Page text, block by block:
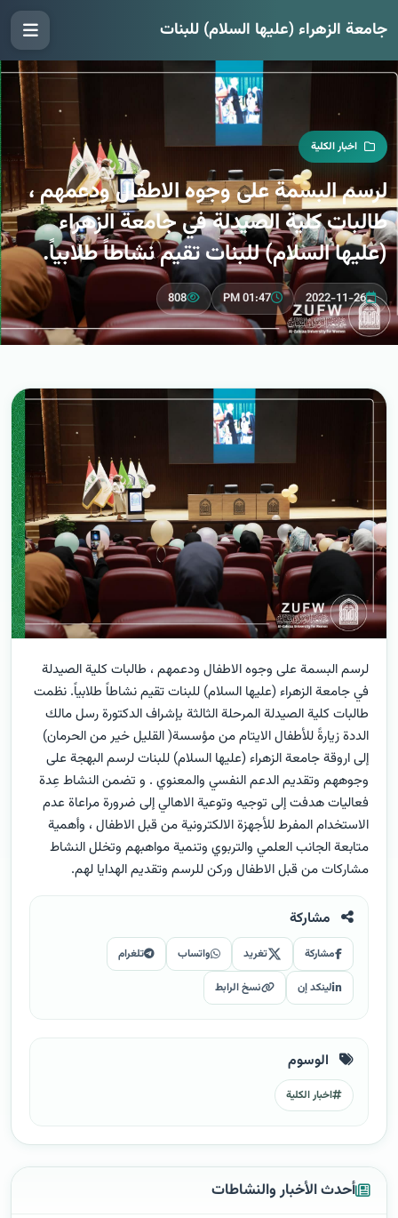
جامعة الزهراء (عليها السلام) للبنات
اخبار الكلية
لرسم البسمة على وجوه الاطفال ودعمهم ،
طالبات كلية الصيدلة في جامعة الزهراء
(عليها السلام) للبنات تقيم نشاطاً طلابياً.
2022-11-26
01:47 PM
808
لرسم البسمة على وجوه الاطفال ودعمهم ، طالبات كلية الصيدلة
في جامعة الزهراء (عليها السلام) للبنات تقيم نشاطاً طلابياً. نظمت
طالبات كلية الصيدلة المرحلة الثالثة بإشراف الدكتورة رسل مالك
الددة زيارةً للأطفال الايتام من مؤسسة( القليل خير من الحرمان)
إلى اروقة جامعة الزهراء (عليها السلام) للبنات لرسم البهجة على
وجوههم وتقديم الدعم النفسي والمعنوي . و تضمن النشاط عِدة
فعاليات هدفت إلى توجيه وتوعية الاهالي إلى ضرورة مراعاة عدم
الاستخدام المفرط للأجهزة الالكترونية من قبل الاطفال ، وأهمية
متابعة الجانب العلمي والتربوي وتنمية مواهبهم وتخلل النشاط
مشاركات من قبل الاطفال وركن للرسم وتقديم الهدايا لهم.
مشاركة
مشاركة تغريد واتساب تلغرام
لينكد إن نسخ الرابط
الوسوم
اخبار الكلية
أحدث الأخبار والنشاطات